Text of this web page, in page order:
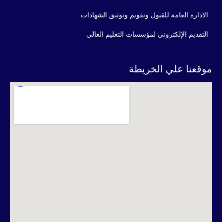
الادارة العامة للقبول وتقويم وتوثيق الشهادات
التقديم الإلكتروني لمؤسسات التعليم العالي
موقعنا علي الخريطة